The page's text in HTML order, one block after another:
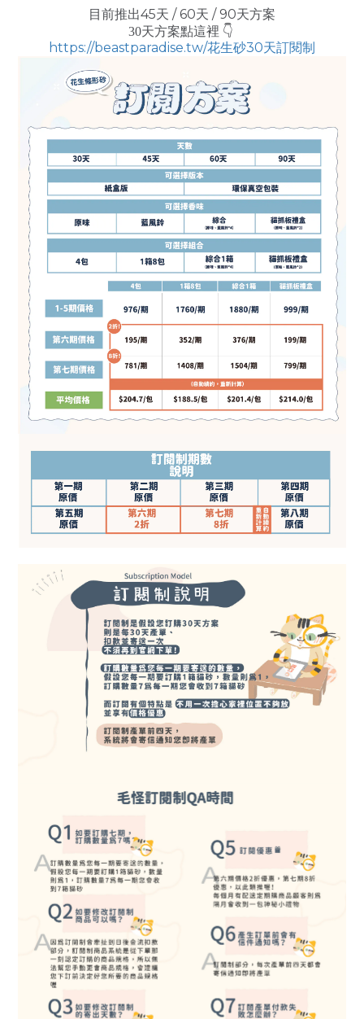
目前推出45天 / 60天 / 90天方案
30天方案點這裡 👇
https://beastparadise.tw/花生砂30天訂閱制